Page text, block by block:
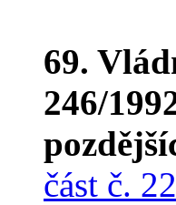
69.
246/
část č.